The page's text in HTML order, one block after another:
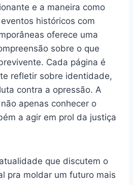
e a maneira como
históricos com
oferece uma
sobre o que
Cada página é
refletir sobre identidade,
contra a opressão. A
apenas conhecer o
a agir em prol da justiça
que discutem o
pra moldar um futuro mais